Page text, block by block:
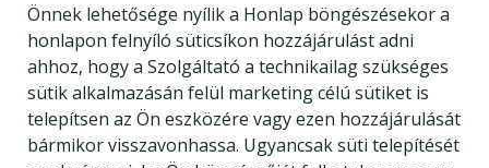
Önnek lehetősége nyílik a Honlap böngészésekor a
honlapon felnyíló süticsíkon hozzájárulást adni
ahhoz, hogy a Szolgáltató a technikailag szükséges
sütik alkalmazásán felül marketing célú sütiket is
telepítsen az Ön eszközére vagy ezen hozzájárulását
bármikor visszavonhassa. Ugyancsak süti telepítését